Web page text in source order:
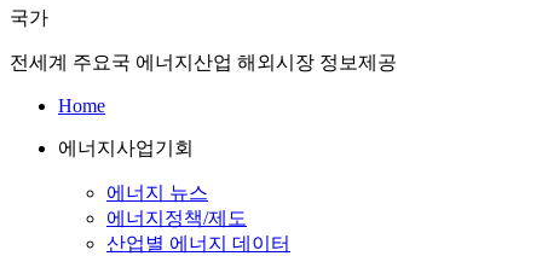
국가
전세계 주요국 에너지산업 해외시장 정보제공
Home
에너지사업기회
에너지 뉴스
에너지정책/제도
산업별 에너지 데이터